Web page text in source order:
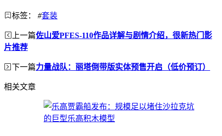
标签： #套装
上一篇佐山爱PFES-110作品详解与剧情介绍，很新热门影
片推荐
下一篇力量战队：丽塔倒带版实体预售开启（低价预订）
相关文章